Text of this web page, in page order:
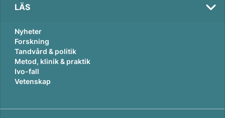
LÄS
Nyheter
Forskning
Tandvård & politik
Metod, klinik & praktik
Ivo-fall
Vetenskap